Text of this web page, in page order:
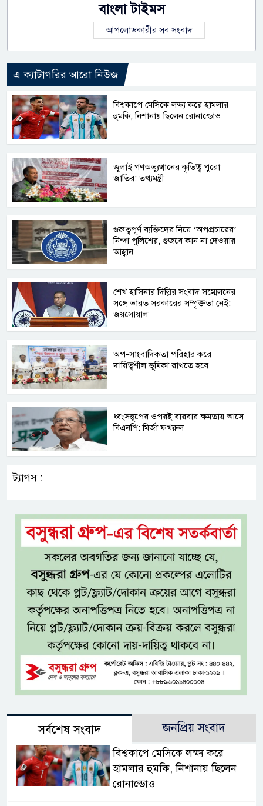
বাংলা টাইমস
আপলোডকারীর সব সংবাদ
এ ক্যাটাগরির আরো নিউজ
বিশ্বকাপে মেসিকে লক্ষ্য করে হামলার
হুমকি, নিশানায় ছিলেন রোনাল্ডোও
জুলাই গণঅভ্যুত্থানের কৃতিত্ব পুরো
জাতির: তথ্যমন্ত্রী
গুরুত্বপূর্ণ ব্যক্তিদের নিয়ে ‘অপপ্রচারের’
নিন্দা পুলিশের, গুজবে কান না দেওয়ার
আহ্বান
শেখ হাসিনার দিল্লির সংবাদ সম্মেলনের
সঙ্গে ভারত সরকারের সম্পৃক্ততা নেই:
জয়সোয়াল
অপ-সাংবাদিকতা পরিহার করে
দায়িত্বশীল ভূমিকা রাখতে হবে
ধ্বংসস্তূপের ওপরই বারবার ক্ষমতায় আসে
বিএনপি: মির্জা ফখরুল
ট্যাগস :
সর্বশেষ সংবাদ জনপ্রিয় সংবাদ
বিশ্বকাপে মেসিকে লক্ষ্য করে
হামলার হুমকি, নিশানায় ছিলেন
রোনাল্ডোও